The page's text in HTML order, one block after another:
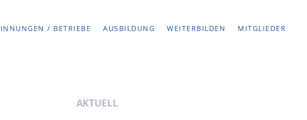
INNUNGEN / BETRIEBE AUSBILDUNG WEITERBILDEN MITGLIEDER
AKTUELL